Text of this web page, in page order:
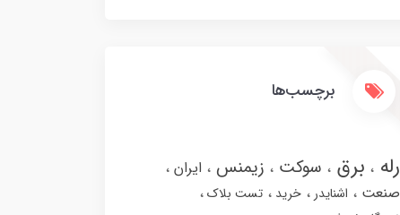
برچسب‌ها
رله برق سوکت زیمنس
ایران
صنعت
اشنایدر خرید
تست بلاک